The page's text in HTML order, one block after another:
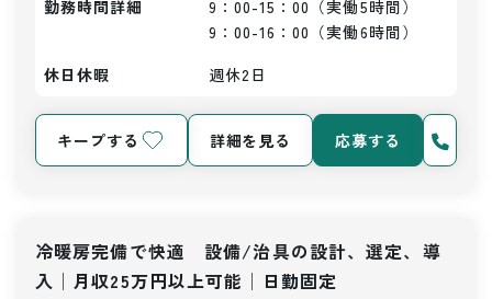
勤務時間詳細
9：00-15：00（実働5時間）
9：00-16：00（実働6時間）
休日休暇
週休2日
キープする 詳細を見る 応募する
冷暖房完備で快適 設備/治具の設計、選定、導
入│月収25万円以上可能│日勤固定